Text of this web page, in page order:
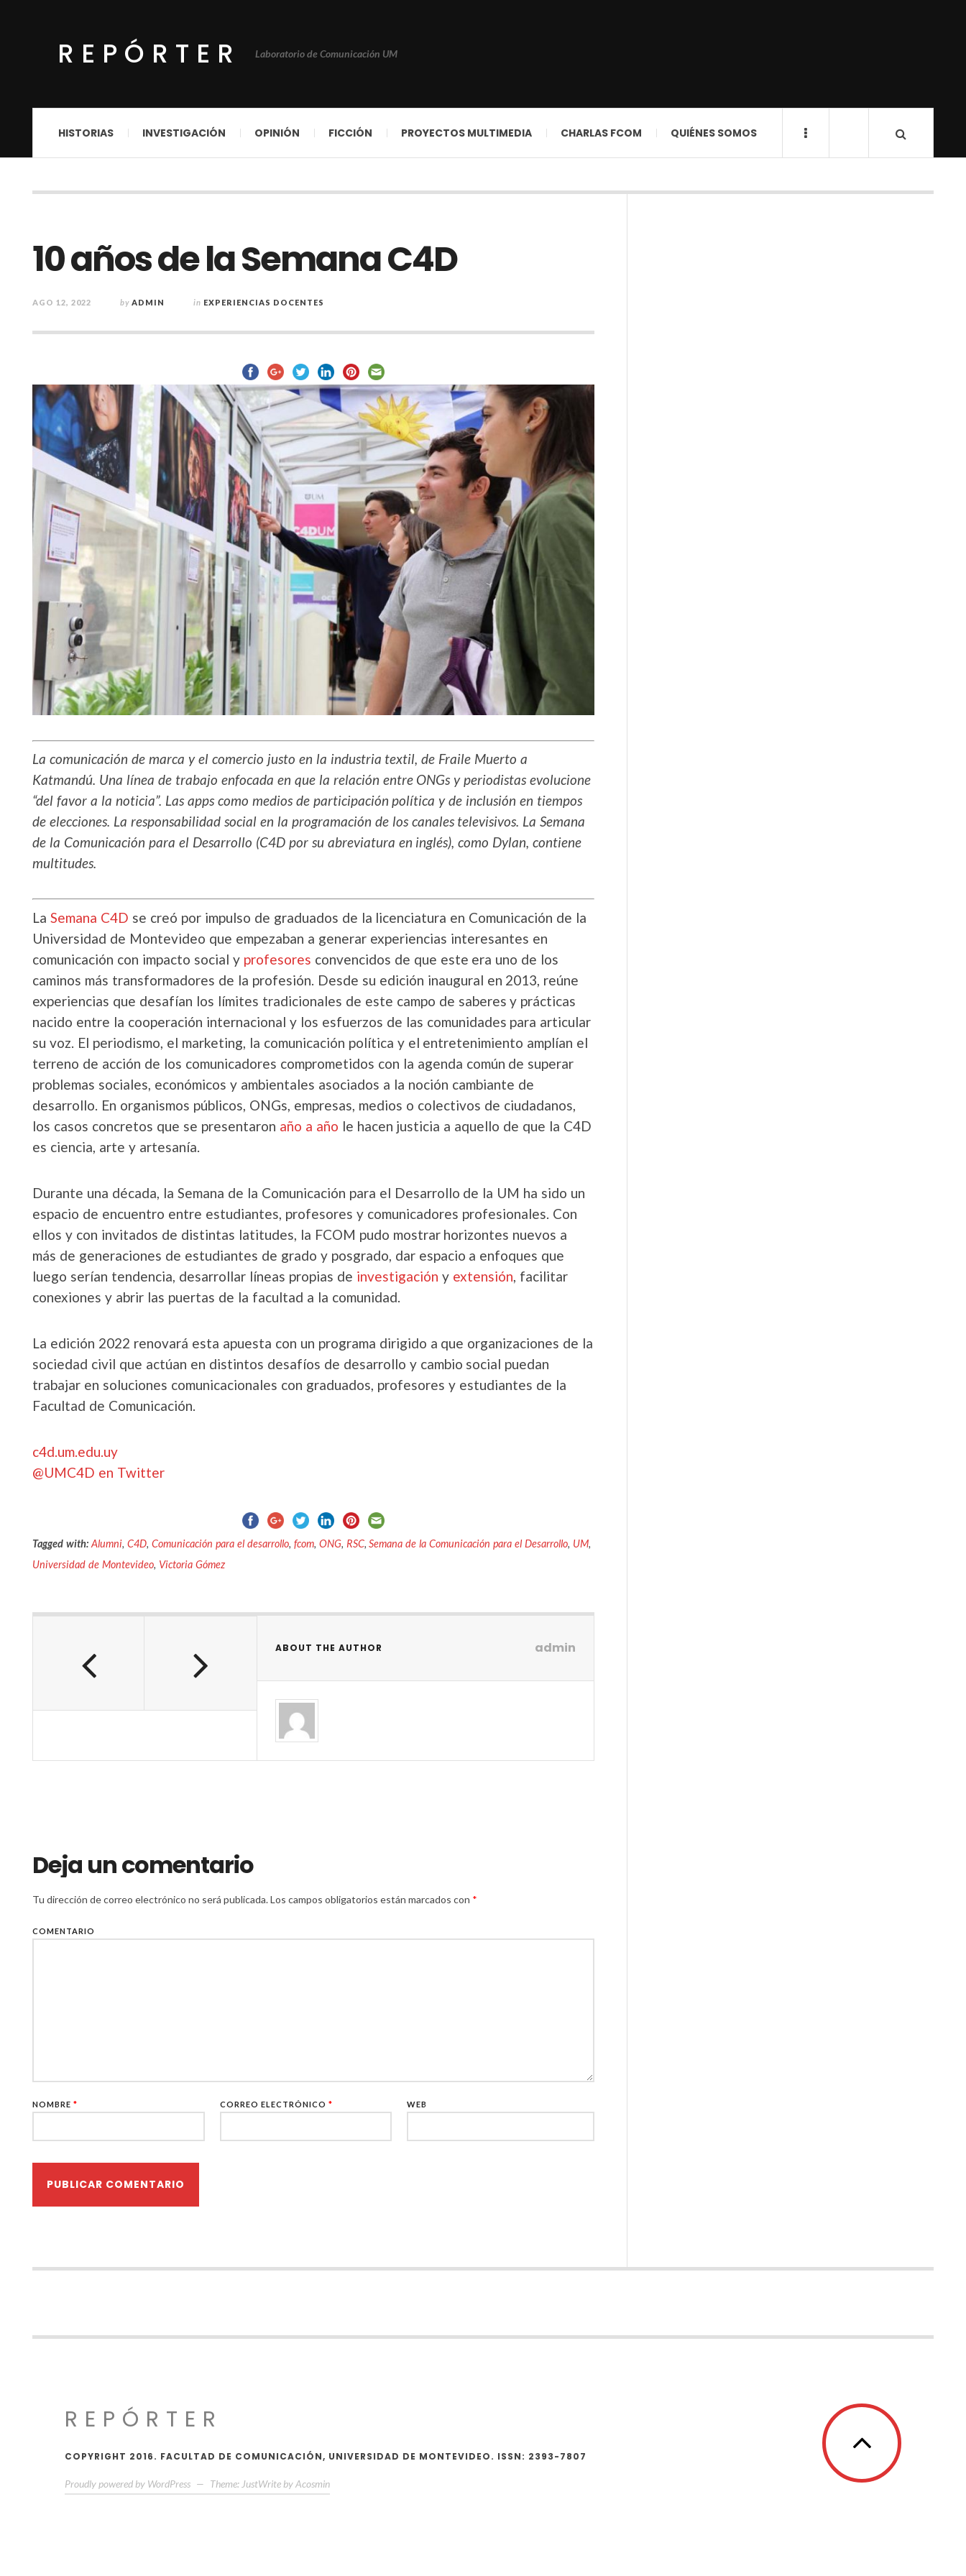
REPÓRTER Laboratorio de Comunicación UM
HISTORIAS INVESTIGACIÓN OPINIÓN FICCIÓN PROYECTOS MULTIMEDIA CHARLAS FCOM QUIÉNES SOMOS
10 años de la Semana C4D
AGO 12, 2022 by ADMIN in EXPERIENCIAS DOCENTES
La comunicación de marca y el comercio justo en la industria textil, de Fraile Muerto a
Katmandú. Una línea de trabajo enfocada en que la relación entre ONGs y periodistas evolucione
“del favor a la noticia”. Las apps como medios de participación política y de inclusión en tiempos
de elecciones. La responsabilidad social en la programación de los canales televisivos. La Semana
de la Comunicación para el Desarrollo (C4D por su abreviatura en inglés), como Dylan, contiene
multitudes.
La Semana C4D se creó por impulso de graduados de la licenciatura en Comunicación de la
Universidad de Montevideo que empezaban a generar experiencias interesantes en
comunicación con impacto social y profesores convencidos de que este era uno de los
caminos más transformadores de la profesión. Desde su edición inaugural en 2013, reúne
experiencias que desafían los límites tradicionales de este campo de saberes y prácticas
nacido entre la cooperación internacional y los esfuerzos de las comunidades para articular
su voz. El periodismo, el marketing, la comunicación política y el entretenimiento amplían el
terreno de acción de los comunicadores comprometidos con la agenda común de superar
problemas sociales, económicos y ambientales asociados a la noción cambiante de
desarrollo. En organismos públicos, ONGs, empresas, medios o colectivos de ciudadanos,
los casos concretos que se presentaron año a año le hacen justicia a aquello de que la C4D
es ciencia, arte y artesanía.
Durante una década, la Semana de la Comunicación para el Desarrollo de la UM ha sido un
espacio de encuentro entre estudiantes, profesores y comunicadores profesionales. Con
ellos y con invitados de distintas latitudes, la FCOM pudo mostrar horizontes nuevos a
más de generaciones de estudiantes de grado y posgrado, dar espacio a enfoques que
luego serían tendencia, desarrollar líneas propias de investigación y extensión, facilitar
conexiones y abrir las puertas de la facultad a la comunidad.
La edición 2022 renovará esta apuesta con un programa dirigido a que organizaciones de la
sociedad civil que actúan en distintos desafíos de desarrollo y cambio social puedan
trabajar en soluciones comunicacionales con graduados, profesores y estudiantes de la
Facultad de Comunicación.
c4d.um.edu.uy
@UMC4D en Twitter
Tagged with: Alumni, C4D, Comunicación para el desarrollo, fcom, ONG, RSC,Semana de la Comunicación para el Desarrollo, UM,
Universidad de Montevideo, Victoria Gómez
ABOUT THE AUTHOR admin
Deja un comentario
Tu dirección de correo electrónico no será publicada.Los campos obligatorios están marcados con *
COMENTARIO
NOMBRE * CORREO ELECTRÓNICO * WEB
REPÓRTER
COPYRIGHT 2016. FACULTAD DE COMUNICACIÓN, UNIVERSIDAD DE MONTEVIDEO. ISSN: 2393-7807
Proudly powered by WordPress — Theme: JustWrite byAcosmin